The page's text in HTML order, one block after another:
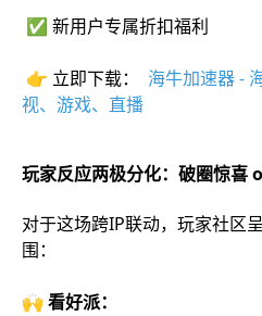
✅ 新用户专属折扣福利
👉 立即下载： 海牛加速器 -
视、游戏、直播
玩家反应两极分化：破圈惊喜
对于这场跨IP联动，玩家社区
围：
🙌 看好派：